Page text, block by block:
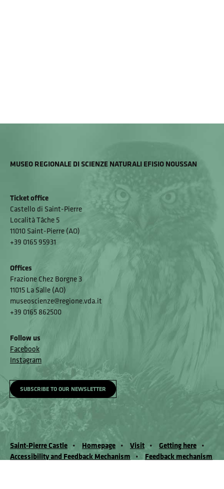
MUSEO REGIONALE DI SCIENZE NATURALI EFISIO NOUSSAN
Ticket office
Castello di Saint-Pierre
Località Tâche 5
11010 Saint-Pierre (AO)
+39 0165 95931
Offices
Frazione Chez Borgne 3
11015 La Salle (AO)
museoscienze@regione.vda.it
+39 0165 862500
Follow us
Facebook
Instagram
SUBSCRIBE TO OUR NEWSLETTER
Saint-Pierre Castle Homepage Visit
Getting here
Accessibility and Feedback Mechanism
Feedback mechanism